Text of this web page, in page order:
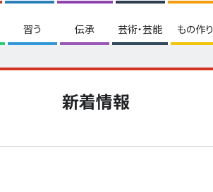
習う 伝承 芸術・芸能 もの作り
新着情報